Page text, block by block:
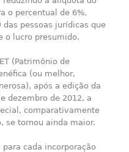
o percentual de 6%,
pessoas jurídicas que
o lucro presumido.
(Patrimônio de
(ou melhor,
após a edição da
dezembro de 2012, a
comparativamente
se tornou ainda maior.
cada incorporação